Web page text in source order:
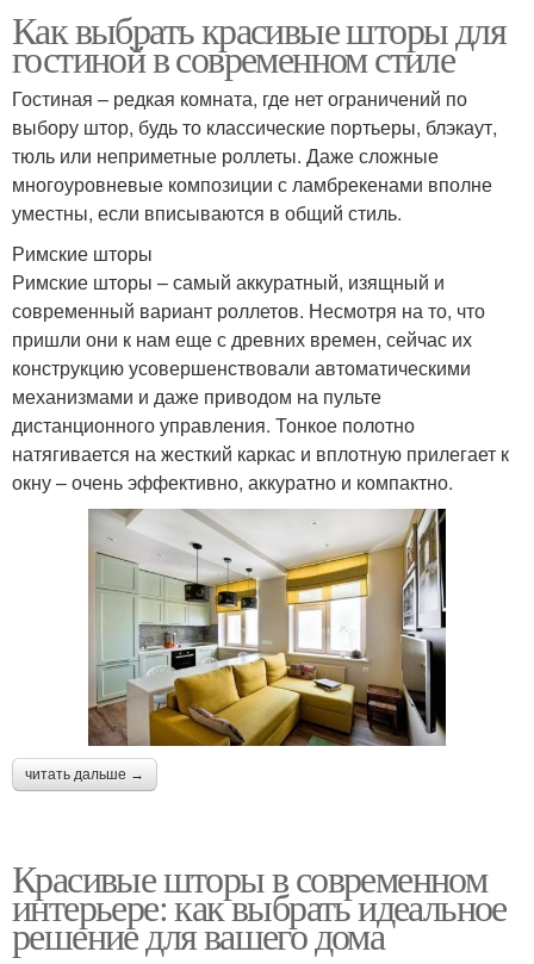
Как выбрать красивые шторы для
гостиной в современном стиле
Гостиная – редкая комната, где нет ограничений по
выбору штор, будь то классические портьеры, блэкаут,
тюль или неприметные роллеты. Даже сложные
многоуровневые композиции с ламбрекенами вполне
уместны, если вписываются в общий стиль.
Римские шторы
Римские шторы – самый аккуратный, изящный и
современный вариант роллетов. Несмотря на то, что
пришли они к нам еще с древних времен, сейчас их
конструкцию усовершенствовали автоматическими
механизмами и даже приводом на пульте
дистанционного управления. Тонкое полотно
натягивается на жесткий каркас и вплотную прилегает к
окну – очень эффективно, аккуратно и компактно.
читать дальше →
Красивые шторы в современном
интерьере: как выбрать идеальное
решение для вашего дома